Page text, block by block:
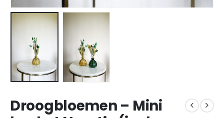
Droogbloemen – Mini